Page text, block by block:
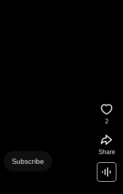
Subscribe
2
Share